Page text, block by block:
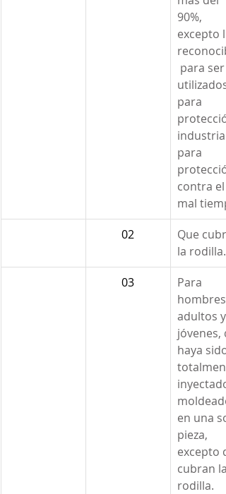
90%,
excepto
para ser
utilizados
para
para
contra el
mal
02
Que
la rodilla.
03
Para
hombres,
adultos y
jóvenes,
haya sido
moldeado
en una
pieza,
excepto
cubran la
rodilla.